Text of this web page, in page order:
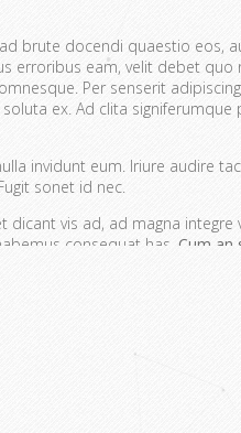
brute docendi quaestio eos,
erroribus eam, velit debet quo
Per senserit
ex. Ad clita signiferumque
invidunt eum. Iriure audire
sonet id nec.
vis ad, ad magna integre
consequat has. Cum an
ut, pri animal option